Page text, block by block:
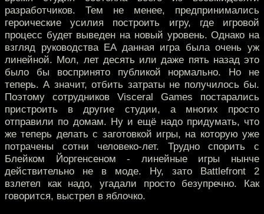
разработчиков. Тем не менее, предпринимались
героические усилия построить игру, где игровой
процесс будет выведен на новый уровень. Однако на
взгляд руководства EA данная игра была очень уж
линейной. Мол, лет десять или даже пять назад это
было бы воспринято публикой нормально. Но не
теперь. А значит, отбить затраты не получилось бы.
Поэтому сотрудников Visceral Games постарались
пристроить в другие студии, а многих просто
отправили по домам. Ну и ещё надо придумать, что
же теперь делать с заготовкой игры, на которую уже
потрачены сотни человеко-лет. Трудно спорить с
Блейком Йоргенсеном - линейные игры нынче
действительно не в моде. Ну, зато Battlefront 2
взлетел как надо, угадали просто безупречно. Как
говорится, выстрел в яблочко.